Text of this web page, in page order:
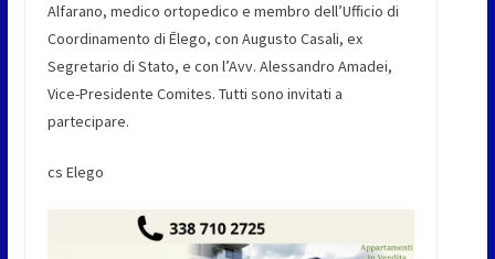
Alfarano, medico ortopedico e membro dell’Ufficio di
Coordinamento di Ēlego, con Augusto Casali, ex
Segretario di Stato, e con l’Avv. Alessandro Amadei,
Vice-Presidente Comites. Tutti sono invitati a
partecipare.
cs Elego